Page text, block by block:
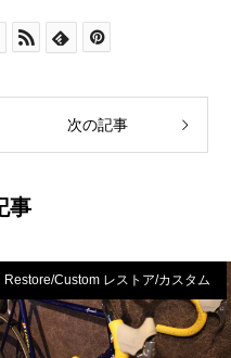
次の記事
事
Restore/Custom レストア/カスタム